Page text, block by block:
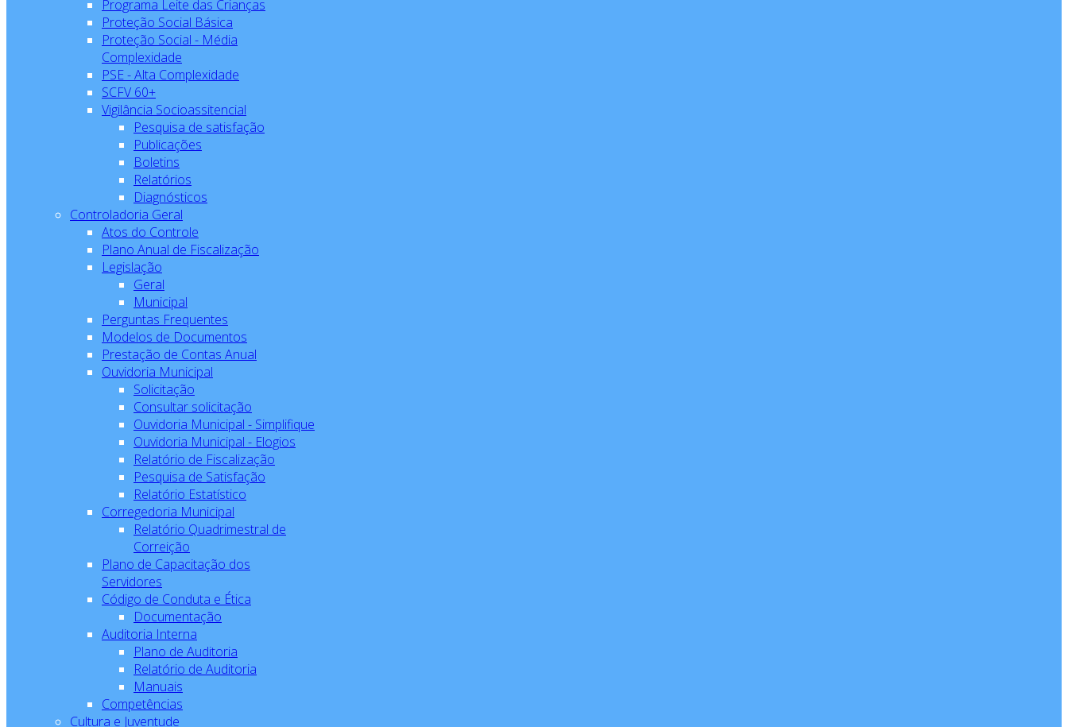
Programa Leite das Crianças
Proteção Social Básica
Proteção Social - Média
Complexidade
PSE - Alta Complexidade
SCFV 60+
Vigilância Socioassitencial
Pesquisa de satisfação
Publicações
Boletins
Relatórios
Diagnósticos
Controladoria Geral
Atos do Controle
Plano Anual de Fiscalização
Legislação
Geral
Municipal
Perguntas Frequentes
Modelos de Documentos
Prestação de Contas Anual
Ouvidoria Municipal
Solicitação
Consultar solicitação
Ouvidoria Municipal - Simplifique
Ouvidoria Municipal - Elogios
Relatório de Fiscalização
Pesquisa de Satisfação
Relatório Estatístico
Corregedoria Municipal
Relatório Quadrimestral de
Correição
Plano de Capacitação dos
Servidores
Código de Conduta e Ética
Documentação
Auditoria Interna
Plano de Auditoria
Relatório de Auditoria
Manuais
Competências
Cultura e Juventude